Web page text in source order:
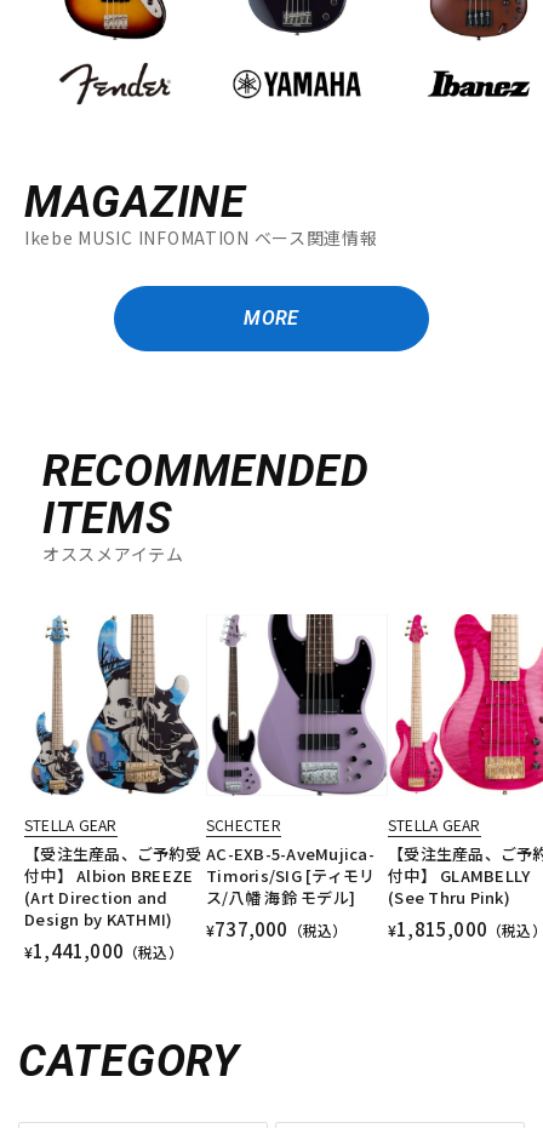
MAGAZINE
Ikebe MUSIC INFOMATION ベース関連情報
MORE
RECOMMENDED
ITEMS
オススメアイテム
STELLA GEAR
【受注生産品、ご予約受
付中】 Albion BREEZE
(Art Direction and
Design by KATHMI)
¥1,441,000 （税込）
SCHECTER
AC-EXB-5-AveMujica-
Timoris/SIG [ティモリ
ス/八幡 海鈴 モデル]
¥737,000 （税込）
STELLA GEAR
【受注生産品、ご予
付中】 GLAMBELLY
(See Thru Pink)
¥1,815,000 （税込
CATEGORY